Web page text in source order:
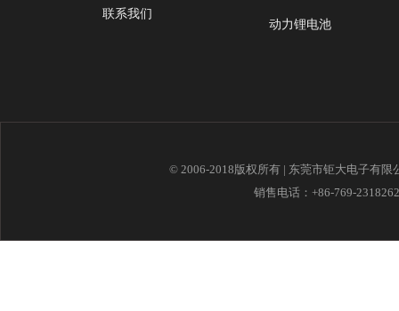
联系我们
动力锂电池
© 2006-2018版权所有 | 东莞市钜大电子有
销售电话：+86-769-